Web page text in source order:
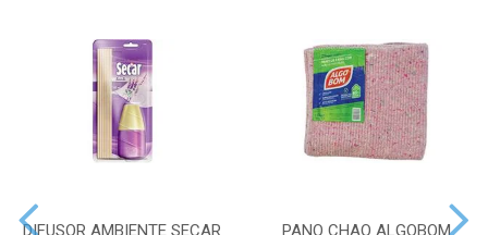
DIFUSOR AMBIENTE SECAR PANO CHAO ALGOBOM